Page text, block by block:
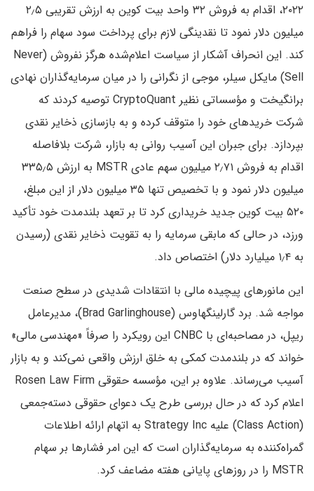
۲۰۲۲، اقدام به فروش ۳۲ واحد بیت کوین به ارزش تقریبی ۲٫۵
میلیون دلار نمود تا نقدینگی لازم برای پرداخت سود سهام را فراهم
کند. این انحراف آشکار از سیاست اعلام‌شده هرگز نفروش (Never
Sell) مایکل سیلر، موجی از نگرانی را در میان سرمایه‌گذاران نهادی
برانگیخت و مؤسساتی نظیر CryptoQuant توصیه کردند که
شرکت خریدهای خود را متوقف کرده و به بازسازی ذخایر نقدی
بپردازد. برای جبران این آسیب روانی به بازار، شرکت بلافاصله
اقدام به فروش ۲٫۷۱ میلیون سهم عادی MSTR به ارزش ۳۳۵٫۵
میلیون دلار نمود و با تخصیص تنها ۳۵ میلیون دلار از این مبلغ،
۵۲۰ بیت کوین جدید خریداری کرد تا بر تعهد بلندمدت خود تأکید
ورزد، در حالی که مابقی سرمایه را به تقویت ذخایر نقدی (رسیدن
به ۱٫۴ میلیارد دلار) اختصاص داد.
این مانورهای پیچیده مالی با انتقادات شدیدی در سطح صنعت
مواجه شد. برد گارلینگهاوس (Brad Garlinghouse)، مدیرعامل
ریپل، در مصاحبه‌ای با CNBC این رویکرد را صرفاً «مهندسی مالی»
خواند که در بلندمدت کمکی به خلق ارزش واقعی نمی‌کند و به بازار
آسیب می‌رساند. علاوه بر این، مؤسسه حقوقی Rosen Law Firm
اعلام کرد که در حال بررسی طرح یک دعوای حقوقی دسته‌جمعی
(Class Action) علیه Strategy Inc به اتهام ارائه اطلاعات
گمراه‌کننده به سرمایه‌گذاران است که این امر فشارها بر سهام
MSTR را در روزهای پایانی هفته مضاعف کرد.